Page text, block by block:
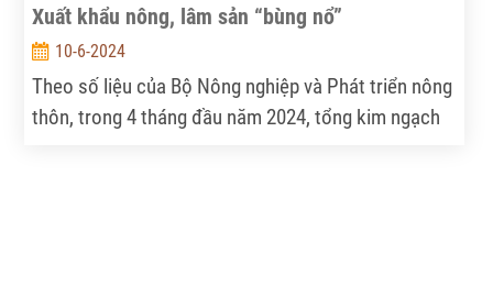
Xuất khẩu nông, lâm sản “bùng nổ”
10-6-2024
Theo số liệu của Bộ Nông nghiệp và Phát triển nông
thôn, trong 4 tháng đầu năm 2024, tổng kim ngạch